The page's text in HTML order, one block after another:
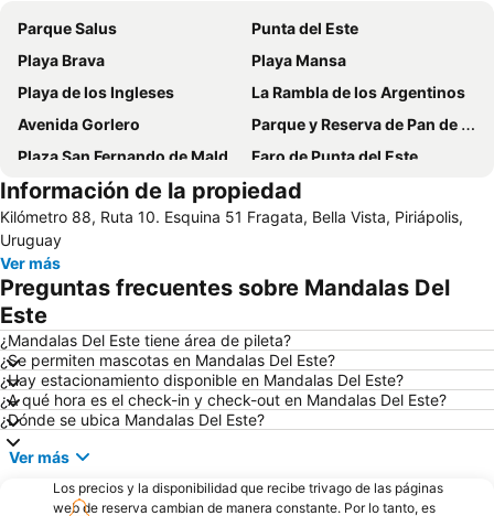
Parque Salus
Punta del Este
Playa Brava
Playa Mansa
Playa de los Ingleses
La Rambla de los Argentinos
Avenida Gorlero
Parque y Reserva de Pan de Azúcar
Plaza San Fernando de Maldonado
Faro de Punta del Este
Capitán de Corbeta Carlos A. Curbelo International Airport
La Mano
Isla Gorriti
Información de la propiedad
Kilómetro 88, Ruta 10. Esquina 51 Fragata, Bella Vista, Piriápolis,
Uruguay
Ver más
Preguntas frecuentes sobre Mandalas Del
Este
¿Mandalas Del Este tiene área de pileta?
¿Se permiten mascotas en Mandalas Del Este?
¿Hay estacionamiento disponible en Mandalas Del Este?
¿A qué hora es el check-in y check-out en Mandalas Del Este?
¿Dónde se ubica Mandalas Del Este?
Ver más
Los precios y la disponibilidad que recibe trivago de las páginas
web de reserva cambian de manera constante. Por lo tanto, es